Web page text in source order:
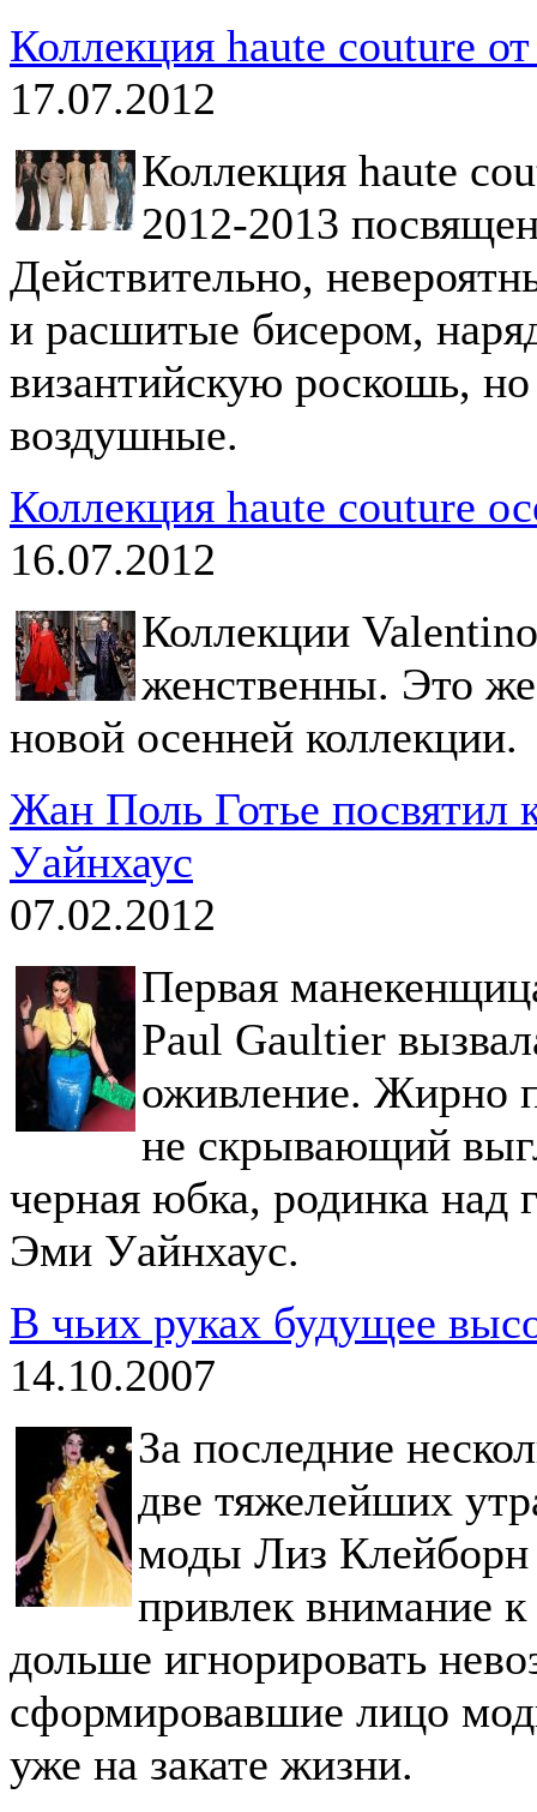
Коллекция haute couture
17.07.2012
Коллекция haute
2012-2013
Действительно,
и расшитые бисером,
византийскую роскошь,
воздушные.
Коллекция haute couture
16.07.2012
Коллекции
женственны. Это
новой осенней коллекции.
Жан Поль Готье посвятил
Уайнхаус
07.02.2012
Первая
Paul Gaultier
оживление. Жирно
не скрывающий
черная юбка, родинка над
Эми Уайнхаус.
В чьих руках будущее
14.10.2007
За последние
две тяжелейших
моды Лиз
привлек внимание
дольше игнорировать
сформировавшие лицо
уже на закате жизни.